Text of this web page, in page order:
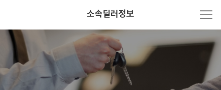
소속딜러정보